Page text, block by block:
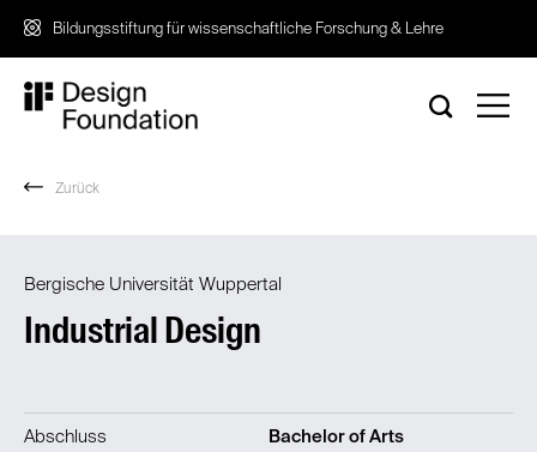
Bildungsstiftung für wissenschaftliche Forschung & Lehre
Zurück
Bergische Universität Wuppertal
Industrial Design
Abschluss Bachelor of Arts